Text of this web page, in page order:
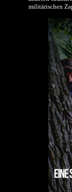
militärischen